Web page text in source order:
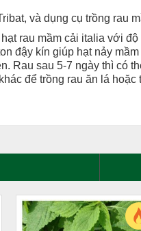
và dụng cụ trồng rau
rau mầm cải italia với
đậy kín giúp hạt nảy
Rau sau 5-7 ngày thì có
để trồng rau ăn lá hoặc